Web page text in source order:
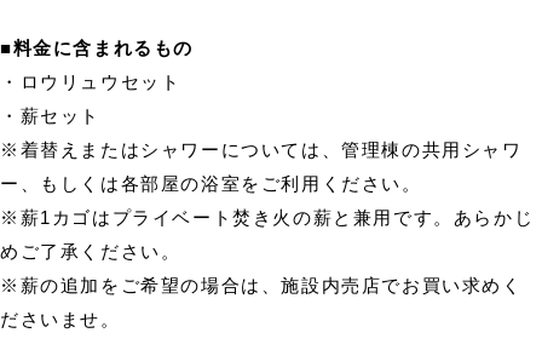
■料金に含まれるもの
・ロウリュウセット
・薪セット
※着替えまたはシャワーについては、管理棟の共用シャワ
ー、もしくは各部屋の浴室をご利用ください。
※薪1カゴはプライベート焚き火の薪と兼用です。あらかじ
めご了承ください。
※薪の追加をご希望の場合は、施設内売店でお買い求めく
ださいませ。